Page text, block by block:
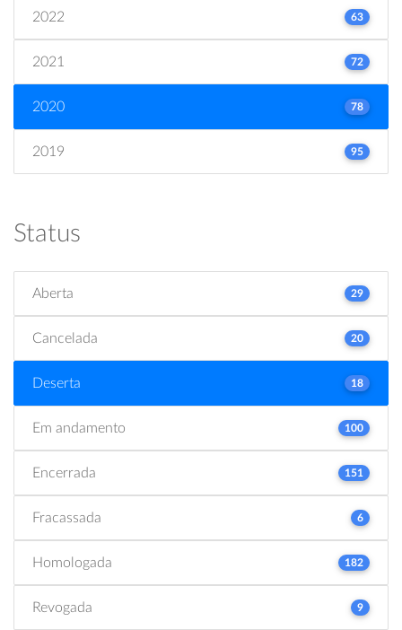
2022 63
2021 72
2020 78
2019 95
Status
Aberta 29
Cancelada 20
Deserta 18
Em andamento 100
Encerrada 151
Fracassada 6
Homologada 182
Revogada 9